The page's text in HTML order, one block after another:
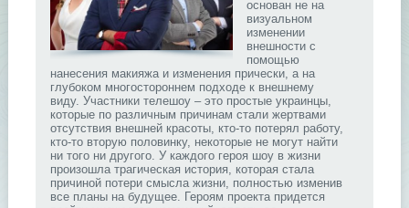
основан не на
визуальном
изменении
внешности с
помощью
нанесения макияжа и изменения прически, а на
глубоком многостороннем подходе к внешнему
виду. Участники телешоу – это простые украинцы,
которые по различным причинам стали жертвами
отсутствия внешней красоты, кто-то потерял работу,
кто-то вторую половинку, некоторые не могут найти
ни того ни другого. У каждого героя шоу в жизни
произошла трагическая история, которая стала
причиной потери смысла жизни, полностью изменив
все планы на будущее. Героям проекта придется